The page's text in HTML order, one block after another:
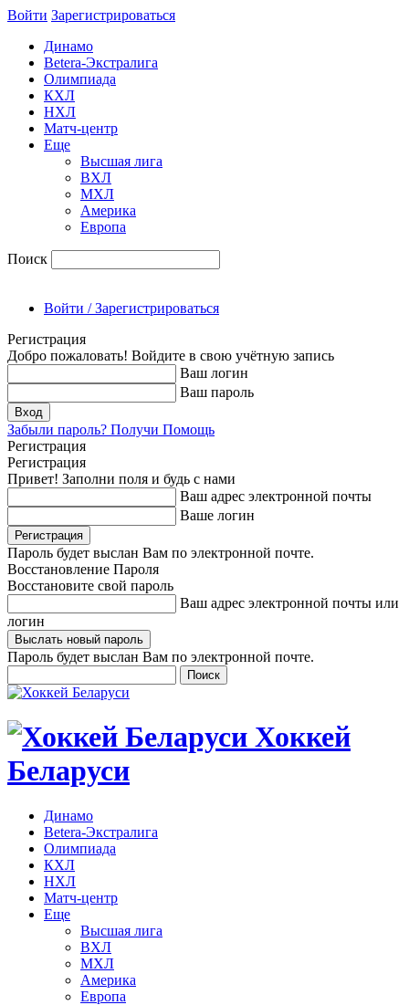
Войти Зарегиcтрироваться
Динамо
Betera-Экстралига
Олимпиада
КХЛ
НХЛ
Матч-центр
Еще
Высшая лига
ВХЛ
МХЛ
Америка
Европа
Поиск
Войти / Зарегистрироваться
Регистрация
Добро пожаловать! Войдите в свою учётную запись
Ваш логин
Ваш пароль
Забыли пароль? Получи Помощь
Регистрация
Регистрация
Привет! Заполни поля и будь с нами
Ваш адрес электронной почты
Ваше логин
Пароль будет выслан Вам по электронной почте.
Восстановление Пароля
Восстановите свой пароль
Ваш адрес электронной почты или
логин
Пароль будет выслан Вам по электронной почте.
Хоккей
Беларуси
Динамо
Betera-Экстралига
Олимпиада
КХЛ
НХЛ
Матч-центр
Еще
Высшая лига
ВХЛ
МХЛ
Америка
Европа